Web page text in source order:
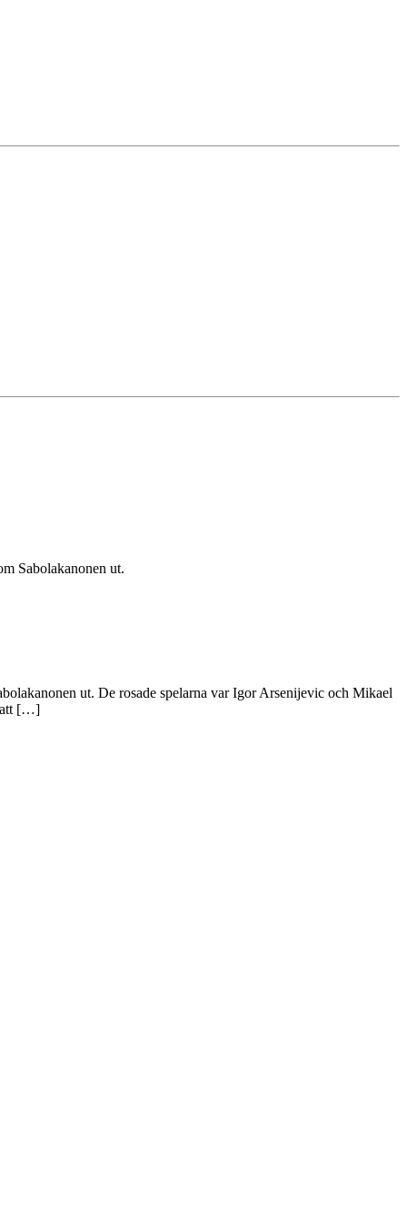
Sabolakanonen ut.
ut. De rosade spelarna var Igor Arsenijevic och Mikael
att […]